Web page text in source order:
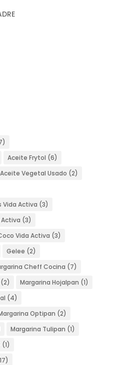
Aceite Frytol (6)
Aceite Vegetal Usado (2)
Vida Activa (3)
(3)
Vida Activa (3)
Gelee (2)
Cheff Cocina (7)
(2) Margarina Hojalpan (1)
(4)
Optipan (2)
Margarina Tulipan (1)
(1)